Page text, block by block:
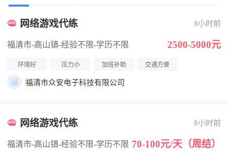
网络游戏代练 8小时前
福清市-高山镇-经验不限-学历不限 2500-5000元
环境好 压力小 加班补助 交通方便
福清市众安电子科技有限公司
网络游戏代练 8小时前
福清市-高山镇-经验不限-学历不限 70-100元/天（周结）